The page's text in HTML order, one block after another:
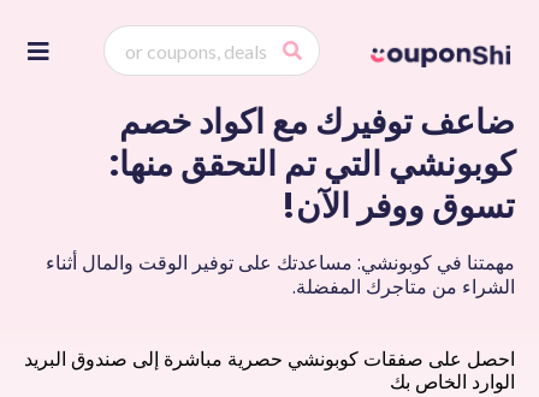
to
ضاعف توفيرك مع اكواد خصم
كوبونشي التي تم التحقق منها:
تسوق ووفر الآن!
مهمتنا في كوبونشي: مساعدتك على توفير الوقت والمال أثناء
الشراء من متاجرك المفضلة.
احصل على صفقات كوبونشي حصرية مباشرة إلى صندوق البريد
الوارد الخاص بك